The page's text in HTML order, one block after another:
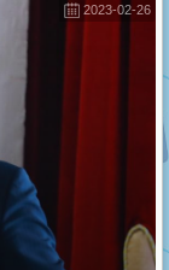
2023-02-26